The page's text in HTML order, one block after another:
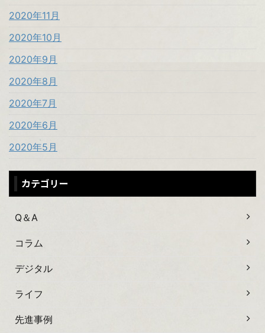
2020年11月
2020年10月
2020年9月
2020年8月
2020年7月
2020年6月
2020年5月
カテゴリー
Q＆A
コラム
デジタル
ライフ
先進事例